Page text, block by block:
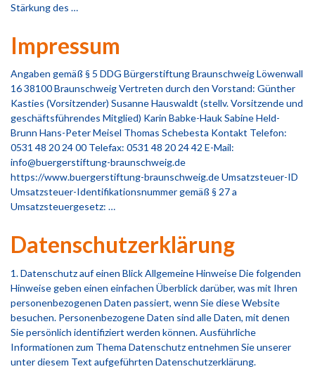
Stärkung des …
Impressum
Angaben gemäß § 5 DDG Bürgerstiftung Braunschweig Löwenwall
16 38100 Braunschweig Vertreten durch den Vorstand: Günther
Kasties (Vorsitzender) Susanne Hauswaldt (stellv. Vorsitzende und
geschäftsführendes Mitglied) Karin Babke-Hauk Sabine Held-
Brunn Hans-Peter Meisel Thomas Schebesta Kontakt Telefon:
0531 48 20 24 00 Telefax: 0531 48 20 24 42 E-Mail:
info@buergerstiftung-braunschweig.de
https://www.buergerstiftung-braunschweig.de Umsatzsteuer-ID
Umsatzsteuer-Identifikationsnummer gemäß § 27 a
Umsatzsteuergesetz: …
Datenschutzerklärung
1. Datenschutz auf einen Blick Allgemeine Hinweise Die folgenden
Hinweise geben einen einfachen Überblick darüber, was mit Ihren
personenbezogenen Daten passiert, wenn Sie diese Website
besuchen. Personenbezogene Daten sind alle Daten, mit denen
Sie persönlich identifiziert werden können. Ausführliche
Informationen zum Thema Datenschutz entnehmen Sie unserer
unter diesem Text aufgeführten Datenschutzerklärung.